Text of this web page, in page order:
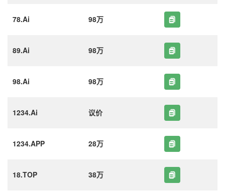
78.Ai 98万
89.Ai 98万
98.Ai 98万
1234.Ai 议价
1234.APP 28万
18.TOP 38万